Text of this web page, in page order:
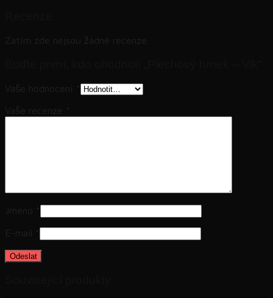
Zatím zde nejsou žádné recenze.
Vaše hodnocení
Vaše recenze
Jméno